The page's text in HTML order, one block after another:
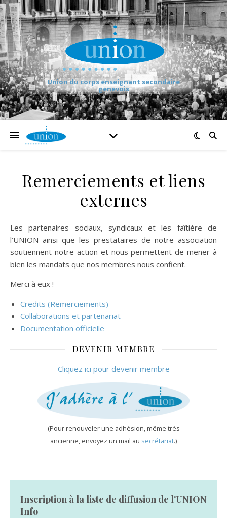
Union du corps enseignant secondaire
genevois
Remerciements et liens
externes
Les partenaires sociaux, syndicaux et les faîtière de
l’UNION ainsi que les prestataires de notre association
soutiennent notre action et nous permettent de mener à
bien les mandats que nos membres nous confient.
Merci à eux !
Credits (Remerciements)
Collaborations et partenariat
Documentation officielle
DEVENIR MEMBRE
Cliquez ici pour devenir membre
(Pour renouveler une adhésion, même très
ancienne, envoyez un mail au secrétariat.)
Inscription à la liste de diffusion de l'UNION
Info